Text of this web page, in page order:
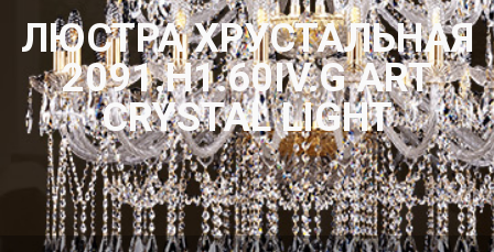
ЛЮСТРА ХРУСТАЛЬНАЯ
2091.H1.60IV.G ART
CRYSTAL LIGHT